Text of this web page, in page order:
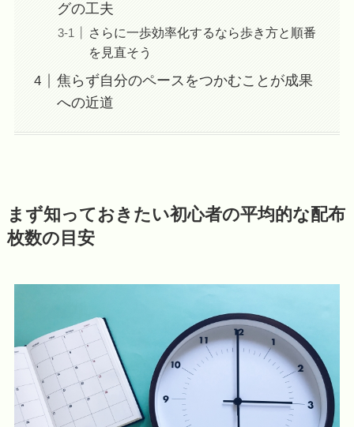
グの工夫
さらに一歩効率化するなら歩き方と順番
を見直そう
焦らず自分のペースをつかむことが成果
への近道
まず知っておきたい初心者の平均的な配布
枚数の目安